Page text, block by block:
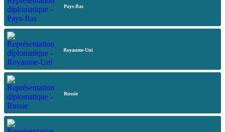
Pays-Bas
Royaume-Uni
Russie